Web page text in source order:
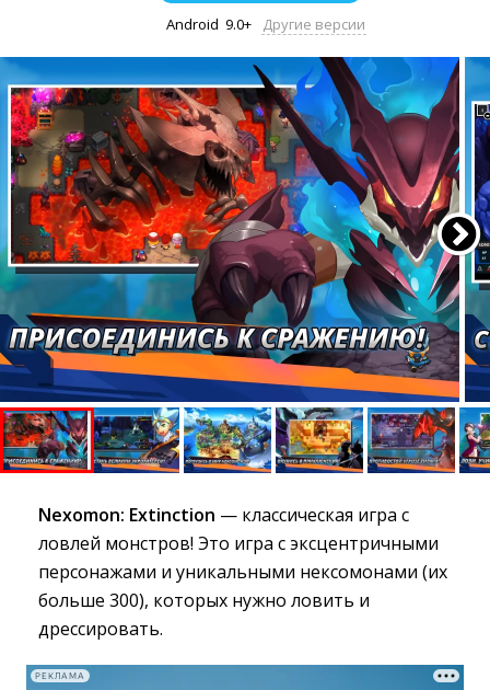
Android 9.0+ Другие версии
Nexomon: Extinction — классическая игра с
ловлей монстров! Это игра с эксцентричными
персонажами и уникальными нексомонами (их
больше 300), которых нужно ловить и
дрессировать.
РЕКЛАМА